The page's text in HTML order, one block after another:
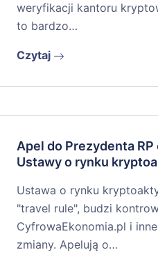
weryfikacji kantoru
to bardzo…
Czytaj
Apel do Prezydenta
Ustawy o rynku
Ustawa o rynku
"travel rule", budzi
CyfrowaEkonomia.pl i
zmiany. Apelują o…